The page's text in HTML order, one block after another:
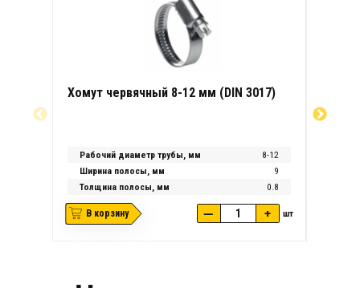
Хомут червячный 8-12 мм (DIN 3017)
Рабочий диаметр трубы, мм
8-12
Ширина полосы, мм
9
Толщина полосы, мм
0.8
В корзину — + шт